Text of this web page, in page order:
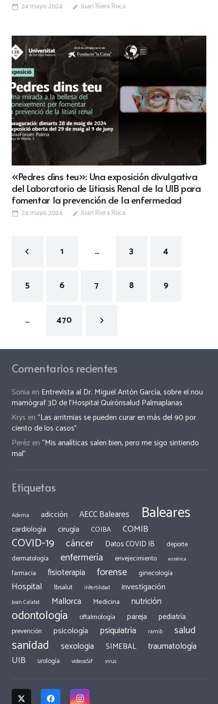
calendar_today 24 mayo, 2024 edit Juan Riera Roca
«Pedres dins teu»: Una exposición divulgativa
del Laboratorio de Litiasis Renal de la UIB para
fomentar la prevención de la enfermedad
calendar_today 24 mayo, 2024 edit Juan Riera Roca
1 … 3 4
5 6 7 8 9
… 470
Comentarios recientes
Sonia en Entrevista al Dr. Miguel Antón García, sobre el nou
mamògraf 3D de l’Hospital Quirónsalud Palmaplanas
Krys en“Las arritmias se pueden curar en más del 90 por
ciento de los casos”
Perézen“Mis analíticas salen bien, pero me sigo sintiendo
mal”
Etiquetas
Adema adicción AECC Baleares Baleares
cardiología cirugía COIBA COMIB
COVID-19 cáncer Datos COVID IB
deporte
dermatología
enfermería envejecimiento estética
farmacia fisioterapia forense ginecología
Hospital Ibsalut infertilidad investigación
Joan Calafat Mallorca Medicina nutrición
odontología oftalmología pareja pediatría
prevención psicología psiquiatría ramib salud
sanidad sexologia SIMEBAL traumatología
UIB urología videosSiF virus